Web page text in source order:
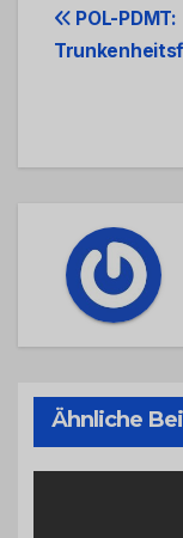
POL-PDMT:
Ähnliche